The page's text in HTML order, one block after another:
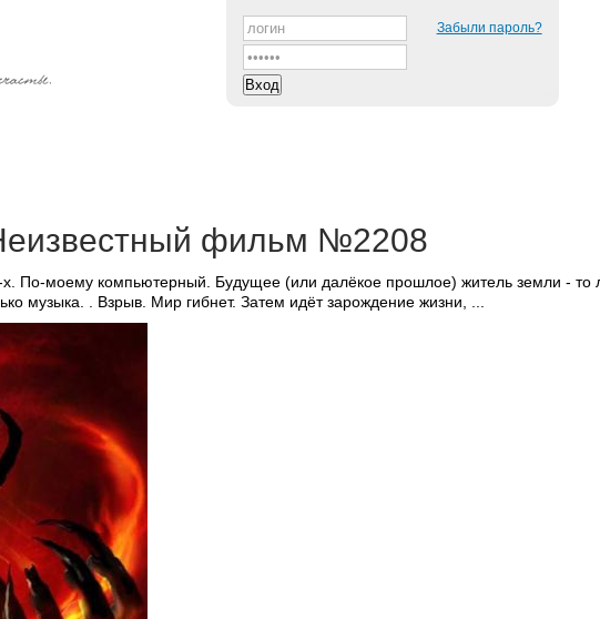
Забыли пароль?
фильм №2208
По-моему компьютерный. Будущее (или далёкое прошлое) житель земли - то
музыка. . Взрыв. Мир гибнет. Затем идёт зарождение жизни, ...